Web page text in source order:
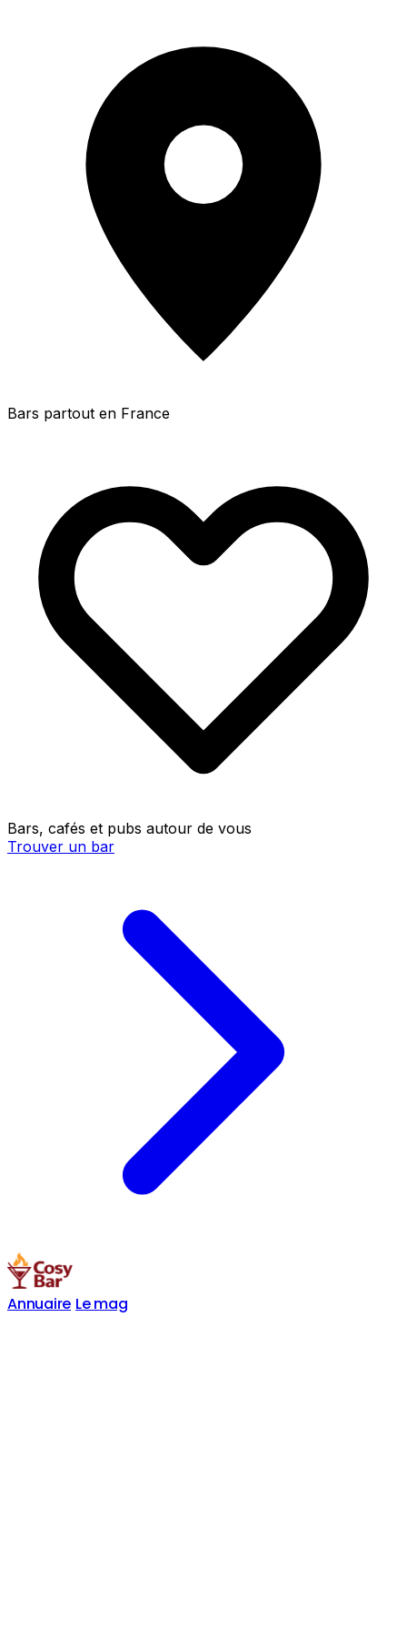
Bars partout en France
Bars, cafés et pubs autour de vous
Trouver un bar
Annuaire Le mag